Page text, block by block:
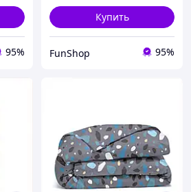
95%
Купить
FunShop 95%